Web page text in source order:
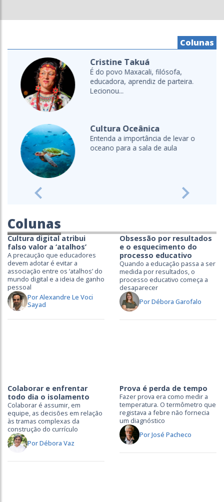
Colunas
Cristine Takuá
É do povo Maxacali, filósofa,
educadora, aprendiz de parteira.
Lecionou...
Cultura Oceânica
Entenda a importância de levar o
oceano para a sala de aula
Previous Next
Colunas
Cultura digital atribui
falso valor a ‘atalhos’
A precaução que educadores
devem adotar é evitar a
associação entre os ‘atalhos’ do
mundo digital e a ideia de ganho
pessoal
Por Alexandre Le Voci
Sayad
Obsessão por resultados
e o esquecimento do
processo educativo
Quando a educação passa a ser
medida por resultados, o
processo educativo começa a
desaparecer
Por Débora Garofalo
Colaborar e enfrentar
todo dia o isolamento
Colaborar é assumir, em
equipe, as decisões em relação
às tramas complexas da
construção do currículo
Por Débora Vaz
Prova é perda de tempo
Fazer prova era como medir a
temperatura. O termômetro que
registava a febre não fornecia
um diagnóstico
Por José Pacheco